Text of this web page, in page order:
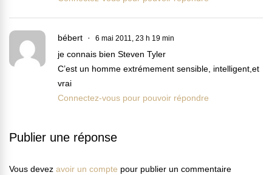
bébert 6 mai 2011, 23 h 19 min
je connais bien Steven Tyler
C’est un homme extrémement sensible, intelligent,et
vrai
Connectez-vous pour pouvoir répondre
Publier une réponse
Vous devez avoir un compte pour publier un commentaire